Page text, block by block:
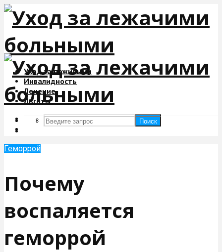
Уход за пожилыми
Инвалидность
Лечение
Льготы
Поиск
Поиск
Геморрой
Почему
воспаляется
геморрой